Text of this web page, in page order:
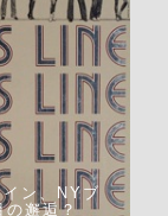
ン、NYブ
の邂逅？